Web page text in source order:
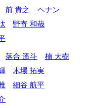
前 貴之
ヘナン
野寄 和哉
落合 遥斗
楠 大樹
木場 拓実
細谷 航平